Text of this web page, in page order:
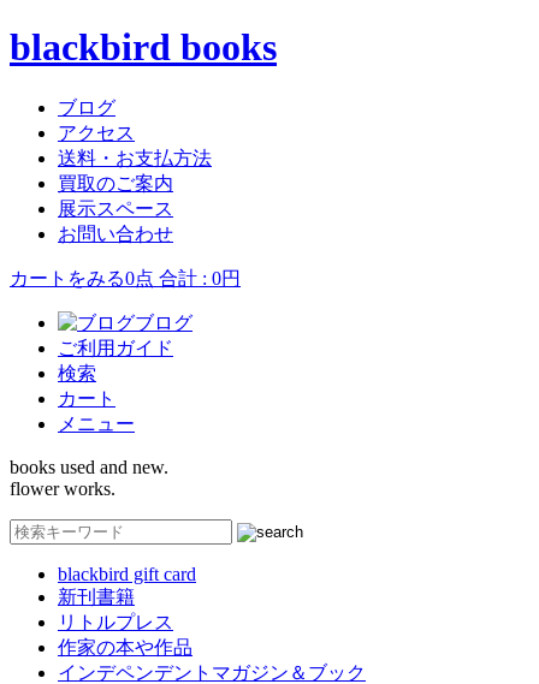
blackbird books
ブログ
アクセス
送料・お支払方法
買取のご案内
展示スペース
お問い合わせ
カートをみる0点 合計 : 0円
ブログ
ご利用ガイド
検索
カート
メニュー
books used and new.
flower works.
blackbird gift card
新刊書籍
リトルプレス
作家の本や作品
インデペンデントマガジン＆ブック